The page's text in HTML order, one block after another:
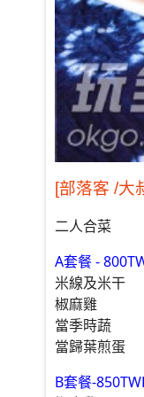
[部落客 /大
二人合菜
A套餐 -
米線及米干
椒麻雞
當季時蔬
當歸葉煎蛋
B套餐-